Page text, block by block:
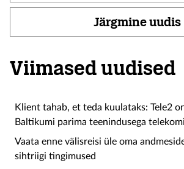
Järgmine uudis
Viimased uudised
Klient tahab, et teda kuulataks: Tele2
Baltikumi parima teenindusega
Vaata enne välisreisi üle oma
sihtriigi tingimused